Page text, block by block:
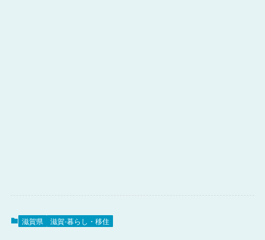
滋賀県 滋賀-暮らし・移住